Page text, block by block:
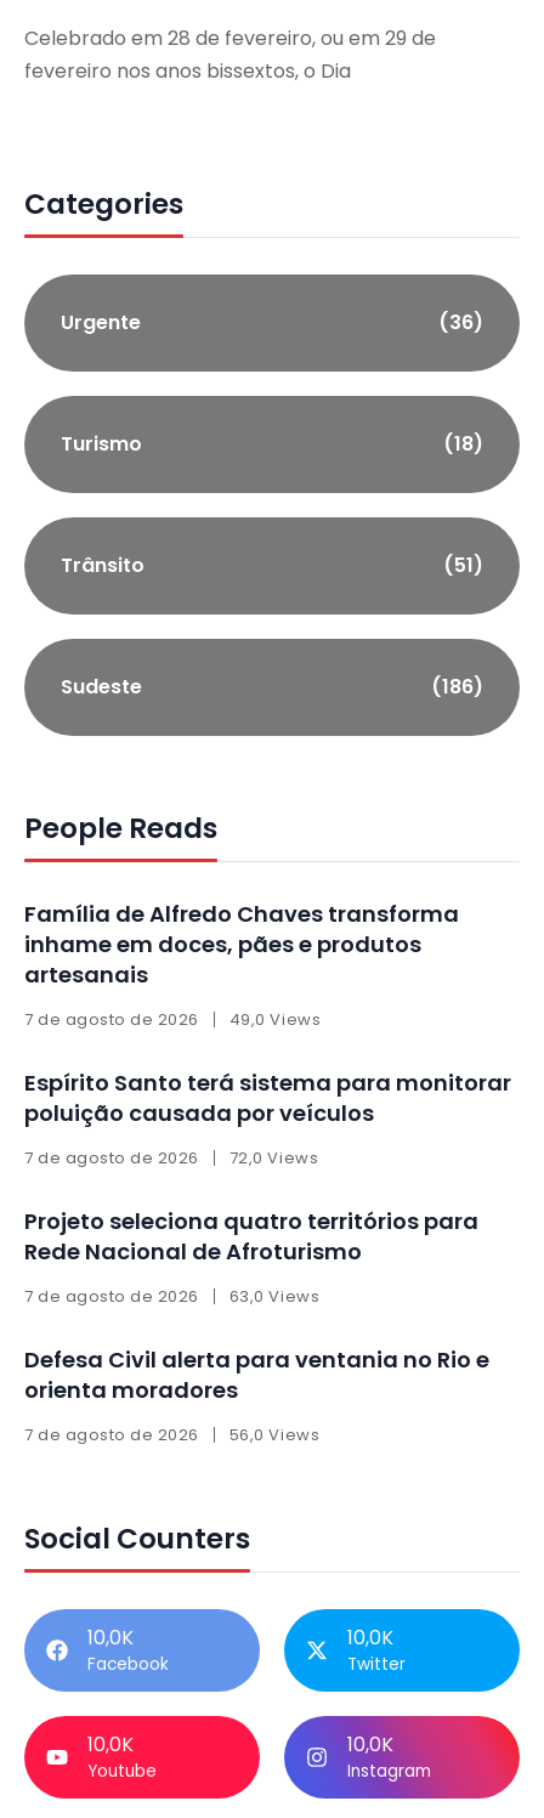
Celebrado em 28 de fevereiro, ou em 29 de
fevereiro nos anos bissextos, o Dia
Categories
Urgente (36)
Turismo (18)
Trânsito (51)
Sudeste (186)
People Reads
Família de Alfredo Chaves transforma
inhame em doces, pães e produtos
artesanais
7 de agosto de 2026 49,0 Views
Espírito Santo terá sistema para monitorar
poluição causada por veículos
7 de agosto de 2026 72,0 Views
Projeto seleciona quatro territórios para
Rede Nacional de Afroturismo
7 de agosto de 2026 63,0 Views
Defesa Civil alerta para ventania no Rio e
orienta moradores
7 de agosto de 2026 56,0 Views
Social Counters
10,0K
Facebook
10,0K
Twitter
10,0K
Youtube
10,0K
Instagram